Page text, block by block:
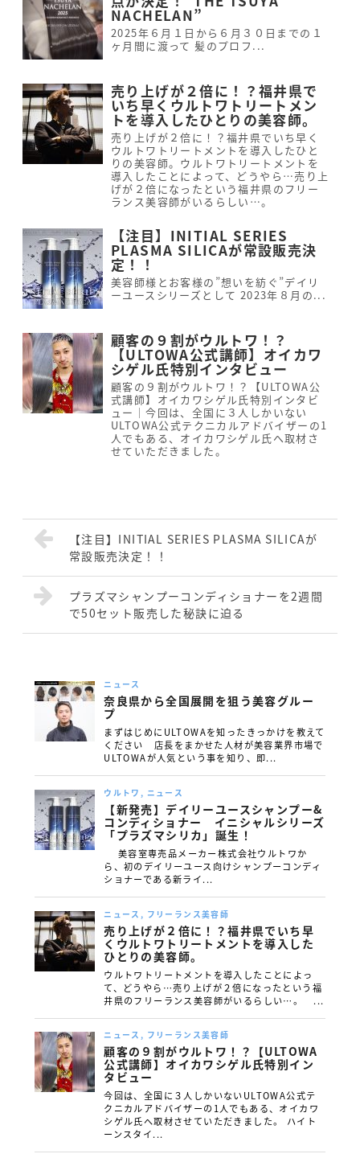
NACHELAN”
2025年６月１日から６月３０日までの１
ヶ月間に渡って 髪のプロフ...
売り上げが２倍に！？福井県で
いち早くウルトワトリートメン
トを導入したひとりの美容師。
売り上げが２倍に！？福井県でいち早く
ウルトワトリートメントを導入したひと
りの美容師。ウルトワトリートメントを
導入したことによって、どうやら…売り上
げが２倍になったという福井県のフリー
ランス美容師がいるらしい…。
【注目】INITIAL SERIES
PLASMA SILICAが常設販売決
定！！
美容師様とお客様の”想いを紡ぐ”デイリ
ーユースシリーズとして 2023年８月の...
顧客の９割がウルトワ！？
【ULTOWA公式講師】オイカワ
シゲル氏特別インタビュー
顧客の９割がウルトワ！？【ULTOWA公
式講師】オイカワシゲル氏特別インタビ
ュー｜今回は、全国に３人しかいない
ULTOWA公式テクニカルアドバイザーの1
人でもある、オイカワシゲル氏へ取材さ
せていただきました。
【注目】INITIAL SERIES PLASMA SILICAが
常設販売決定！！
プラズマシャンプーコンディショナーを2週間
で50セット販売した秘訣に迫る